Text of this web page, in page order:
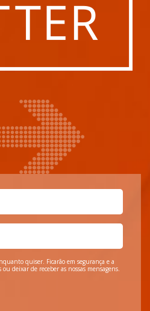
quiser. Ficarão em segurança e a
deixar de receber as nossas mensagens.